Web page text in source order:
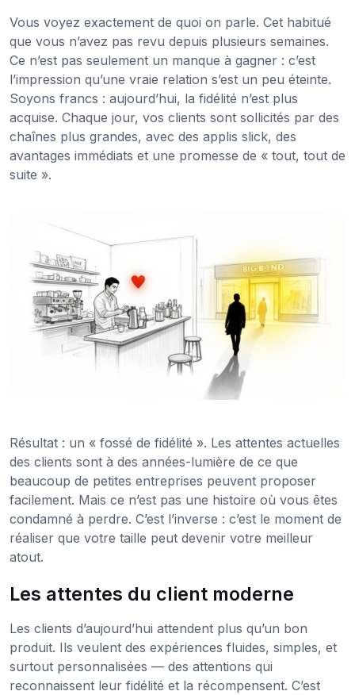
Vous voyez exactement de quoi on parle. Cet habitué
que vous n’avez pas revu depuis plusieurs semaines.
Ce n’est pas seulement un manque à gagner : c’est
l’impression qu’une vraie relation s’est un peu éteinte.
Soyons francs : aujourd’hui, la fidélité n’est plus
acquise. Chaque jour, vos clients sont sollicités par des
chaînes plus grandes, avec des applis slick, des
avantages immédiats et une promesse de « tout, tout de
suite ».
Résultat : un « fossé de fidélité ». Les attentes actuelles
des clients sont à des années-lumière de ce que
beaucoup de petites entreprises peuvent proposer
facilement. Mais ce n’est pas une histoire où vous êtes
condamné à perdre. C’est l’inverse : c’est le moment de
réaliser que votre taille peut devenir votre meilleur
atout.
Les attentes du client moderne
Les clients d’aujourd’hui attendent plus qu’un bon
produit. Ils veulent des expériences fluides, simples, et
surtout personnalisées — des attentions qui
reconnaissent leur fidélité et la récompensent. C’est